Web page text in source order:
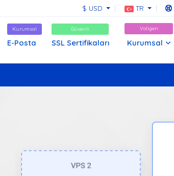
$ USD TR
Kurumsal
E-Posta
Güvenli
SSL Sertifikaları
Voligen
Kurumsal